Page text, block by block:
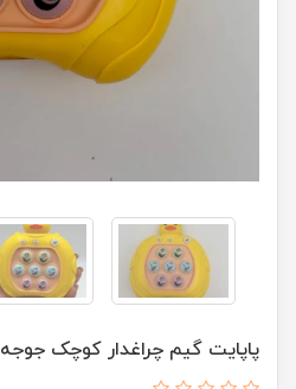
پاپایت گیم چراغدار کوچک جوجه 1056/10